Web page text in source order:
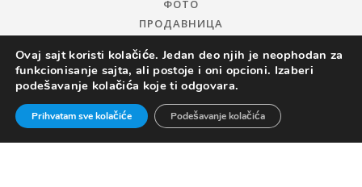
ФОТО
ПРОДАВНИЦА
© 2019 ЦЕНТАР ЗА ПРОМОЦИЈУ НАУКЕ
Ovaj sajt koristi kolačiće. Jedan deo njih je neophodan za
funkcionisanje sajta, ali postoje i oni opcioni. Izaberi
podešavanje kolačića koje ti odgovara.
Prihvatam sve kolačiće Podešavanje kolačića